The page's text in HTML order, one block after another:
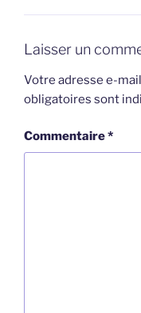
Laisser un
Votre adresse e-
obligatoires sont
Commentaire*